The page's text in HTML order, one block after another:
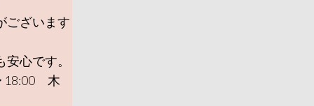
ございます
心です。
18:00 木